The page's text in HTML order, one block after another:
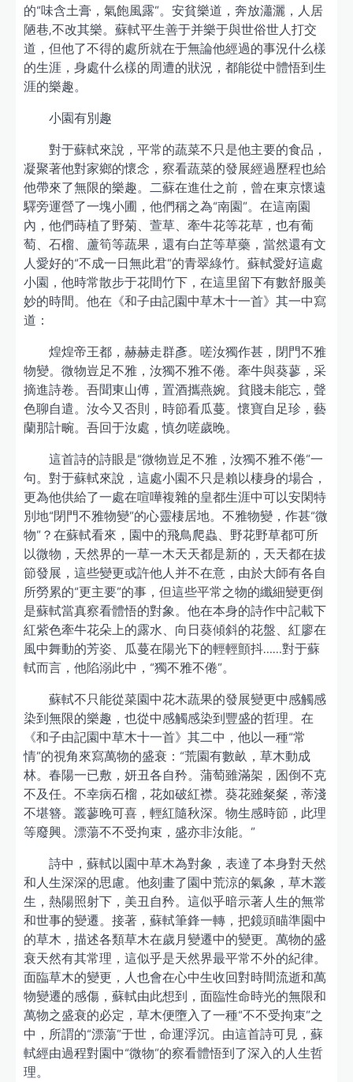
的“味含土膏，氣飽風露”。安貧樂道，奔放瀟灑，人居
陋巷,不改其樂。蘇軾平生善于并樂于與世俗世人打交
道，但他了不得的處所就在于無論他經過的事況什么樣
的生涯，身處什么樣的周遭的狀況，都能從中體悟到生
涯的樂趣。
小園有別趣
對于蘇軾來說，平常的蔬菜不只是他主要的食品，
凝聚著他對家鄉的懷念，察看蔬菜的發展經過歷程也給
他帶來了無限的樂趣。二蘇在進仕之前，曾在東京懷遠
驛旁運營了一塊小圃，他們稱之為“南園”。在這南園
內，他們蒔植了野菊、萱草、牽牛花等花草，也有葡
萄、石榴、蘆筍等蔬果，還有白芷等草藥，當然還有文
人愛好的“不成一日無此君”的青翠綠竹。蘇軾愛好這處
小園，他時常散步于花間竹下，在這里留下有數舒服美
妙的時間。他在《和子由記園中草木十一首》其一中寫
道：
煌煌帝王都，赫赫走群彥。嗟汝獨作甚，閉門不雅
物變。微物豈足不雅，汝獨不雅不倦。牽牛與葵蓼，采
摘進詩卷。吾聞東山傅，置酒攜燕婉。貧賤未能忘，聲
色聊自遣。汝今又否則，時節看瓜蔓。懷寶自足珍，藝
蘭那計畹。吾回于汝處，慎勿嗟歲晚。
這首詩的詩眼是“微物豈足不雅，汝獨不雅不倦”一
句。對于蘇軾來說，這處小園不只是賴以棲身的場合，
更為他供給了一處在喧嘩複雜的皇都生涯中可以安閑特
別地“閉門不雅物變”的心靈棲居地。不雅物變，作甚“微
物”？在蘇軾看來，園中的飛鳥爬蟲、野花野草都可所
以微物，天然界的一草一木天天都是新的，天天都在拔
節發展，這些變更或許他人并不在意，由於大師有各自
所勞累的“更主要”的事，但這些平常之物的纖細變更倒
是蘇軾當真察看體悟的對象。他在本身的詩作中記載下
紅紫色牽牛花朵上的露水、向日葵傾斜的花盤、紅廖在
風中舞動的芳姿、瓜蔓在陽光下的輕輕顫抖……對于蘇
軾而言，他陷溺此中，“獨不雅不倦”。
蘇軾不只能從菜園中花木蔬果的發展變更中感觸感
染到無限的樂趣，也從中感觸感染到豐盛的哲理。在
《和子由記園中草木十一首》其二中，他以一種“常
情”的視角來寫萬物的盛衰：“荒園有數畝，草木動成
林。春陽一已敷，妍丑各自矜。蒲萄雖滿架，囷倒不克
不及任。不幸病石榴，花如破紅襟。葵花雖粲粲，蒂淺
不堪簪。叢蓼晚可喜，輕紅隨秋深。物生感時節，此理
等廢興。漂蕩不不受拘束，盛亦非汝能。”
詩中，蘇軾以園中草木為對象，表達了本身對天然
和人生深深的思慮。他刻畫了園中荒涼的氣象，草木叢
生，熱陽照射下，美丑自矜。這似乎暗示著人生的無常
和世事的變遷。接著，蘇軾筆鋒一轉，把鏡頭瞄準園中
的草木，描述各類草木在歲月變遷中的變更。萬物的盛
衰天然有其常理，這似乎是天然界最平常不外的紀律。
面臨草木的變更，人也會在心中生收回對時間流逝和萬
物變遷的感傷，蘇軾由此想到，面臨性命時光的無限和
萬物之盛衰的必定，草木便墮入了一種“不不受拘束”之
中，所謂的“漂蕩”于世，命運浮沉。由這首詩可見，蘇
軾經由過程對園中“微物”的察看體悟到了深入的人生哲
理。